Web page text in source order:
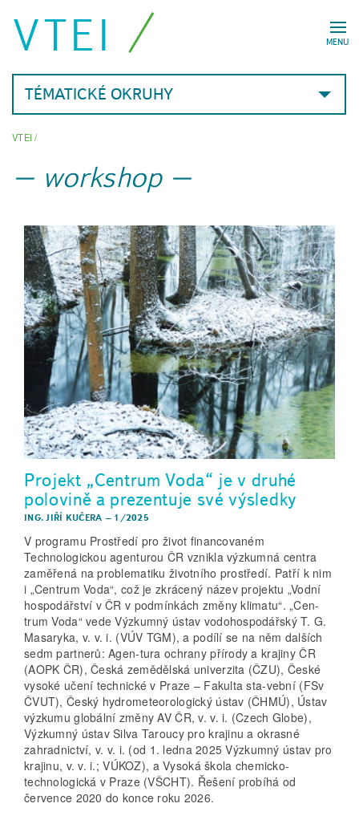
MENU
VTEI
TÉMATICKÉ OKRUHY
VTEI/
workshop
Projekt „Centrum Voda“ je v druhé
polovině a prezentuje své výsledky
ING. JIŘÍ KUČERA – 1/2025
V programu Prostředí pro život financovaném
Technologickou agenturou ČR vznikla výzkumná centra
zaměřená na problematiku životního prostředí. Patří k nim
i „Centrum Voda“, což je zkrácený název projektu „Vodní
hospodářství v ČR v podmínkách změny klimatu“. „Cen-
trum Voda“ vede Výzkumný ústav vodohospodářský T. G.
Masaryka, v. v. i. (VÚV TGM), a podílí se na něm dalších
sedm partnerů: Agen-tura ochrany přírody a krajiny ČR
(AOPK ČR), Česká zemědělská univerzita (ČZU), České
vysoké učení technické v Praze – Fakulta sta-vební (FSv
ČVUT), Český hydrometeorologický ústav (ČHMÚ), Ústav
výzkumu globální změny AV ČR, v. v. i. (Czech Globe),
Výzkumný ústav Silva Taroucy pro krajinu a okrasné
zahradnictví, v. v. i. (od 1. ledna 2025 Výzkumný ústav pro
krajinu, v. v. i.; VÚKOZ), a Vysoká škola chemicko-
technologická v Praze (VŠCHT). Řešení probíhá od
července 2020 do konce roku 2026.